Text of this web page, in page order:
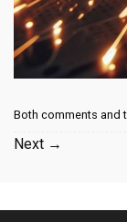
Both comments and
Next →